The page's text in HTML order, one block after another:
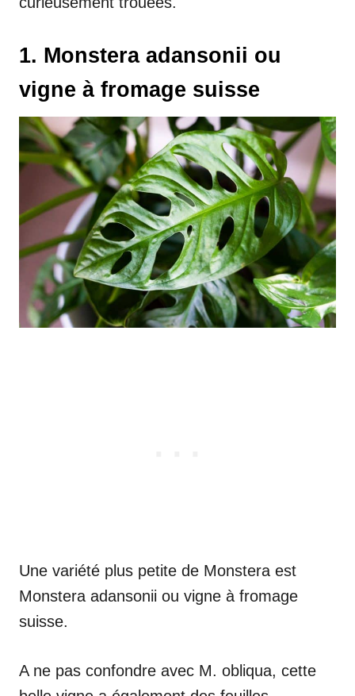
1. Monstera adansonii ou
vigne à fromage suisse
Une variété plus petite de Monstera est
Monstera adansonii ou vigne à fromage
suisse.
A ne pas confondre avec M. obliqua, cette